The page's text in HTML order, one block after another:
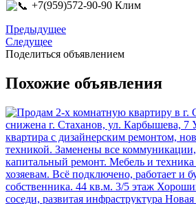
+7(959)572-90-90 Клим
Предыдущее
Следущее
Поделиться объявлением
Похожие объявления